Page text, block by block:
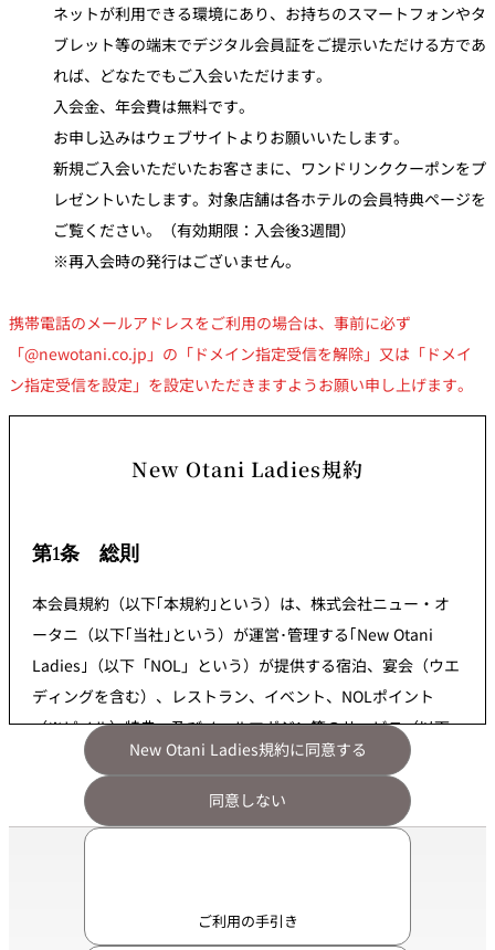
ネットが利用できる環境にあり、お持ちのスマートフォンやタ
ブレット等の端末でデジタル会員証をご提示いただける方であ
れば、どなたでもご入会いただけます。
入会金、年会費は無料です。
お申し込みはウェブサイトよりお願いいたします。
新規ご入会いただいたお客さまに、ワンドリンククーポンをプ
レゼントいたします。対象店舗は各ホテルの会員特典ページを
ご覧ください。（有効期限：入会後3週間）
※再入会時の発行はございません。
携帯電話のメールアドレスをご利用の場合は、事前に必ず
「@newotani.co.jp」の「ドメイン指定受信を解除」又は「ドメイ
ン指定受信を設定」を設定いただきますようお願い申し上げます。
New Otani Ladies規約
第1条 総則
本会員規約（以下｢本規約｣という）は、株式会社ニュー・オ
ータニ（以下｢当社｣という）が運営･管理する｢New Otani
Ladies｣（以下「NOL」という）が提供する宿泊、宴会（ウエ
ディングを含む）、レストラン、イベント、NOLポイント
（※ピノル）特典、及びメールマガジン等のサービス（以下
「本サービス」という）をご利用いただく際の、会員と当社
間の一切の関係に適用されます。
※ピノルとは、NOL独自のポイントプログラムの名称（2007
第2条 会員資格、会員資格の停止および失効
New Otani Ladies規約に同意する
同意しない
ご利用の手引き